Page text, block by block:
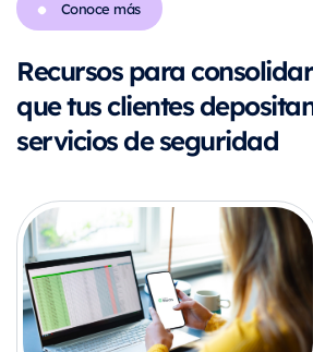
Conoce más
Recursos para
que tus clientes
servicios de seguridad